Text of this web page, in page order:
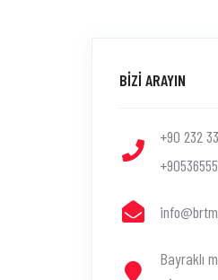
BİZİ ARAYIN
+90 232
Bayraklı